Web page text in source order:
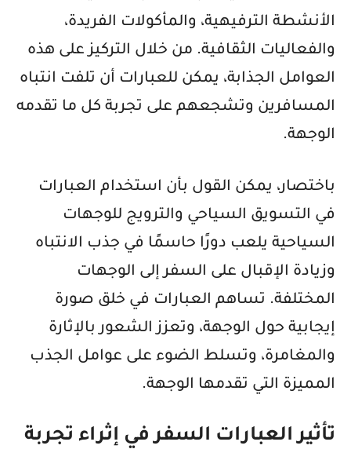
الأنشطة الترفيهية، والمأكولات الفريدة،
والفعاليات الثقافية. من خلال التركيز على هذه
العوامل الجذابة، يمكن للعبارات أن تلفت انتباه
المسافرين وتشجعهم على تجربة كل ما تقدمه
الوجهة.
باختصار، يمكن القول بأن استخدام العبارات
في التسويق السياحي والترويج للوجهات
السياحية يلعب دورًا حاسمًا في جذب الانتباه
وزيادة الإقبال على السفر إلى الوجهات
المختلفة. تساهم العبارات في خلق صورة
إيجابية حول الوجهة، وتعزز الشعور بالإثارة
والمغامرة، وتسلط الضوء على عوامل الجذب
المميزة التي تقدمها الوجهة.
تأثير العبارات السفر في إثراء تجربة